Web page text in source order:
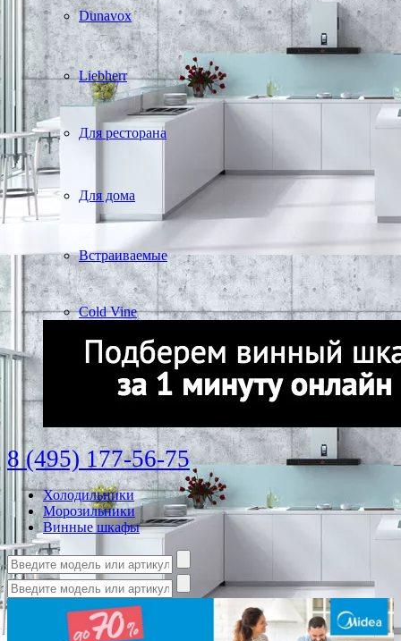
Dunavox
Liebherr
Для ресторана
Для дома
Встраиваемые
Cold Vine
8 (495) 177-56-75
Холодильники
Морозильники
Винные шкафы